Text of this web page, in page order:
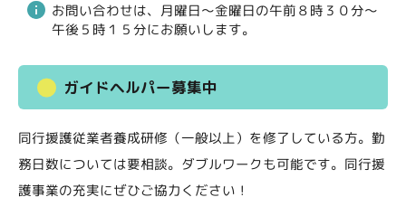
お問い合わせは、月曜日～金曜日の午前８時３０分～
午後５時１５分にお願いします。
ガイドヘルパー募集中
同行援護従業者養成研修（一般以上）を修了している方。勤
務日数については要相談。ダブルワークも可能です。同行援
護事業の充実にぜひご協力ください！